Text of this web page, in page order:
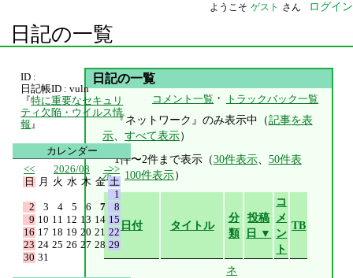
ようこそ ゲスト さん ログイン
日記の一覧
日記の一覧
コメント一覧 ・ トラックバック一覧
『ネットワーク』のみ表示中（記事を表
示、すべて表示）
1件〜2件まで表示（30件表示、 50件表
示、 100件表示）
日付 タイトル
分
類
投稿
日 ▼
コ
メ
ン
ト
TB
ネ
ID :
日記帳ID : vuln
『特に重要なセキュリ
ティ欠陥・ウイルス情
報 』
カレンダー
<<
2026/08
>>
日
月 火 水 木 金 土
1
2
3 4 5 6 7
8
9 10 11 12 13 14 15
16 17 18 19 20 21 22
23 24 25 26 27 28 29
30 31